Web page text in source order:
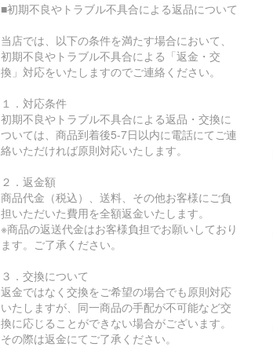
■初期不良やトラブル不具合による返品について
当店では、以下の条件を満たす場合において、
初期不良やトラブル不具合による「返金・交
換」対応をいたしますのでご連絡ください。
１．対応条件
初期不良やトラブル不具合による返品・交換に
ついては、商品到着後5-7日以内に電話にてご連
絡いただければ原則対応いたします。
２．返金額
商品代金（税込）、送料、その他お客様にご負
担いただいた費用を全額返金いたします。
※商品の返送代金はお客様負担でお願いしており
ます。ご了承ください。
３．交換について
返金ではなく交換をご希望の場合でも原則対応
いたしますが、同一商品の手配が不可能など交
換に応じることができない場合がございます。
その際は返金にてご了承ください。